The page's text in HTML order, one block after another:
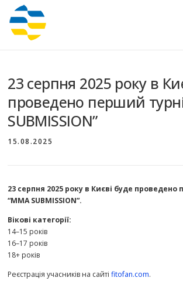
Перейти
вмісту
23 серпня 2025 року в
проведено перший
SUBMISSION”
15.08.2025
23 серпня 2025 року в Києві буде проведено
“MMA SUBMISSION”.
Вікові категорії:
14–15 років
16–17 років
18+ років
Реєстрація учасників на сайтіfitofan.com.